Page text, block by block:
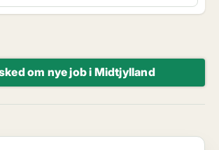
om nye job i Midtjylland
søges til produktio...